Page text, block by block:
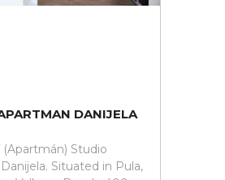
DANIJELA
(Apartmán) Studio
Situated in Pula,